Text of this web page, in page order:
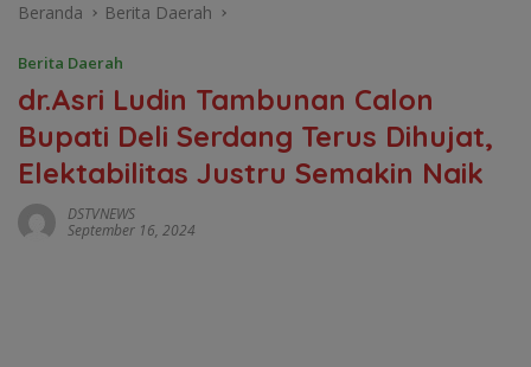
Beranda Berita Daerah
Berita Daerah
dr.Asri Ludin Tambunan Calon
Bupati Deli Serdang Terus Dihujat,
Elektabilitas Justru Semakin Naik
DSTVNEWS
September 16, 2024